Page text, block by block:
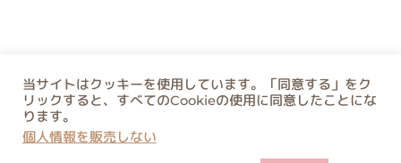
当サイトはクッキーを使用しています。「同意する」をク
リックすると、すべてのCookieの使用に同意したことにな
ります。
個人情報を販売しない